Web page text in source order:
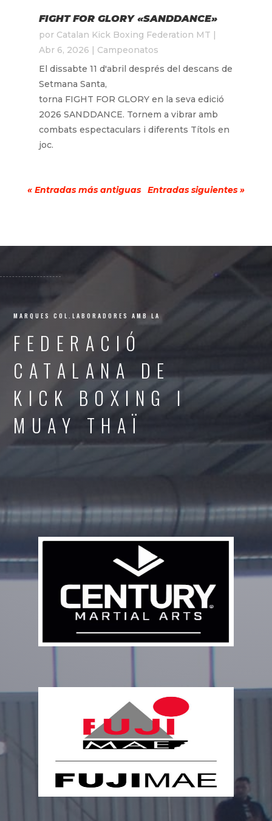
FIGHT FOR GLORY «SANDDANCE»
por Catalan Kick Boxing Federation MT |
Abr 6, 2026 | Campeonatos
El dissabte 11 d'abril després del descans de
Setmana Santa,
torna FIGHT FOR GLORY en la seva edició
2026 SANDDANCE. Tornem a vibrar amb
combats espectaculars i diferents Títols en
joc.
« Entradas más antiguas Entradas siguientes »
MARQUES COL.LABORADORES AMB LA
FEDERACIÓ
CATALANA DE
KICK BOXING I
MUAY THAÏ